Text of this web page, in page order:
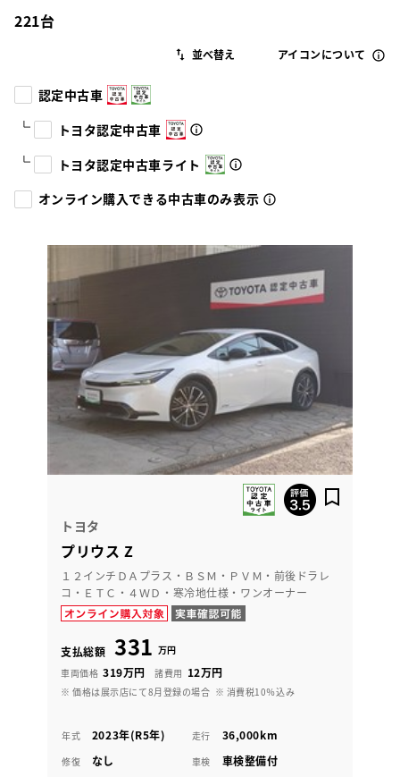
221台
アイコンについて
認定中古車
トヨタ認定中古車
トヨタ認定中古車ライト
オンライン購入できる中古車のみ表示
トヨタ
プリウス Z
１２インチＤＡプラス・ＢＳＭ・ＰＶＭ・前後ドラレ
コ・ＥＴＣ・４ＷＤ・寒冷地仕様・ワンオーナー
支払総額 331 万円
車両価格 319万円 諸費用 12万円
※ 価格は展示店にて8月登録の場合 ※ 消費税10％込み
年式 2023年(R5年) 走行 36,000km
修復 なし 車検 車検整備付